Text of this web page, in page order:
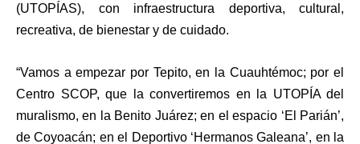
(UTOPÍAS), con infraestructura deportiva, cultural,
recreativa, de bienestar y de cuidado.
“Vamos a empezar por Tepito, en la Cuauhtémoc; por el
Centro SCOP, que la convertiremos en la UTOPÍA del
muralismo, en la Benito Juárez; en el espacio ‘El Parián’,
de Coyoacán; en el Deportivo ‘Hermanos Galeana’, en la